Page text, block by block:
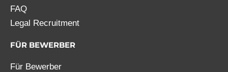
FAQ
Legal Recruitment
FÜR BEWERBER
Für Bewerber